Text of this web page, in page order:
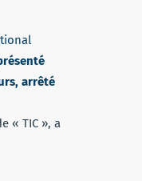
arrêté
« TIC », a